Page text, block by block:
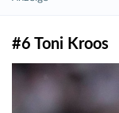
#6 Toni Kroos